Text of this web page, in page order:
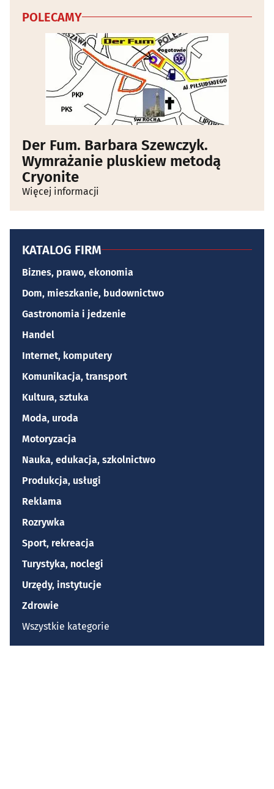
POLECAMY
Der Fum. Barbara Szewczyk.
Wymrażanie pluskiew metodą
Cryonite
Więcej informacji
KATALOG FIRM
Biznes, prawo, ekonomia
Dom, mieszkanie, budownictwo
Gastronomia i jedzenie
Handel
Internet, komputery
Komunikacja, transport
Kultura, sztuka
Moda, uroda
Motoryzacja
Nauka, edukacja, szkolnictwo
Produkcja, usługi
Reklama
Rozrywka
Sport, rekreacja
Turystyka, noclegi
Urzędy, instytucje
Zdrowie
Wszystkie kategorie